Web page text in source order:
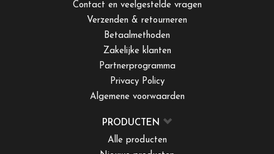
Contact en veelgestelde vragen
Verzenden & retourneren
Betaalmethoden
Zakelijke klanten
Partnerprogramma
Privacy Policy
Algemene voorwaarden
PRODUCTEN
Alle producten